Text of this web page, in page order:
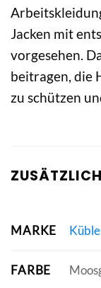
Jacken mit
vorgesehen.
beitragen, die
zu schützen
MARKE
FARBE